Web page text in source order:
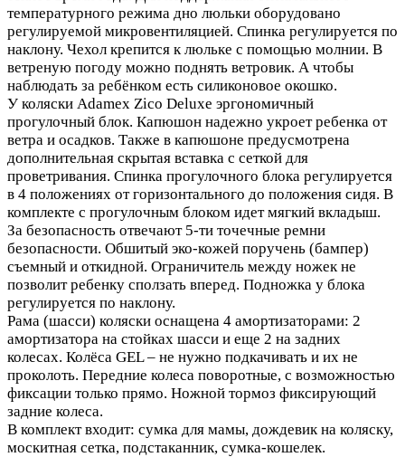
температурного режима дно люльки оборудовано
регулируемой микровентиляцией. Спинка регулируется по
наклону. Чехол крепится к люльке с помощью молнии. В
ветреную погоду можно поднять ветровик. А чтобы
наблюдать за ребёнком есть силиконовое окошко.
У коляски Adamex Zico Deluxe эргономичный
прогулочный блок. Капюшон надежно укроет ребенка от
ветра и осадков. Также в капюшоне предусмотрена
дополнительная скрытая вставка с сеткой для
проветривания. Спинка прогулочного блока регулируется
в 4 положениях от горизонтального до положения сидя. В
комплекте с прогулочным блоком идет мягкий вкладыш.
За безопасность отвечают 5-ти точечные ремни
безопасности. Обшитый эко-кожей поручень (бампер)
съемный и откидной. Ограничитель между ножек не
позволит ребенку сползать вперед. Подножка у блока
регулируется по наклону.
Рама (шасси) коляски оснащена 4 амортизаторами: 2
амортизатора на стойках шасси и еще 2 на задних
колесах. Колёса GEL – не нужно подкачивать и их не
проколоть. Передние колеса поворотные, с возможностью
фиксации только прямо. Ножной тормоз фиксирующий
задние колеса.
В комплект входит: сумка для мамы, дождевик на коляску,
москитная сетка, подстаканник, сумка-кошелек.